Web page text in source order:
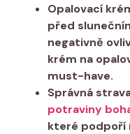
Opalovací
před
negativně
krém na
must-have.
Správná
potraviny
které podpoří